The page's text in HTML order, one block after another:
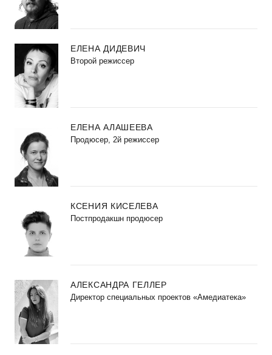
ЕЛЕНА ДИДЕВИЧ
Второй режиссер
ЕЛЕНА АЛАШЕЕВА
Продюсер, 2й режиссер
КСЕНИЯ КИСЕЛЕВА
Постпродакшн продюсер
АЛЕКСАНДРА ГЕЛЛЕР
Директор специальных проектов «Амедиатека»